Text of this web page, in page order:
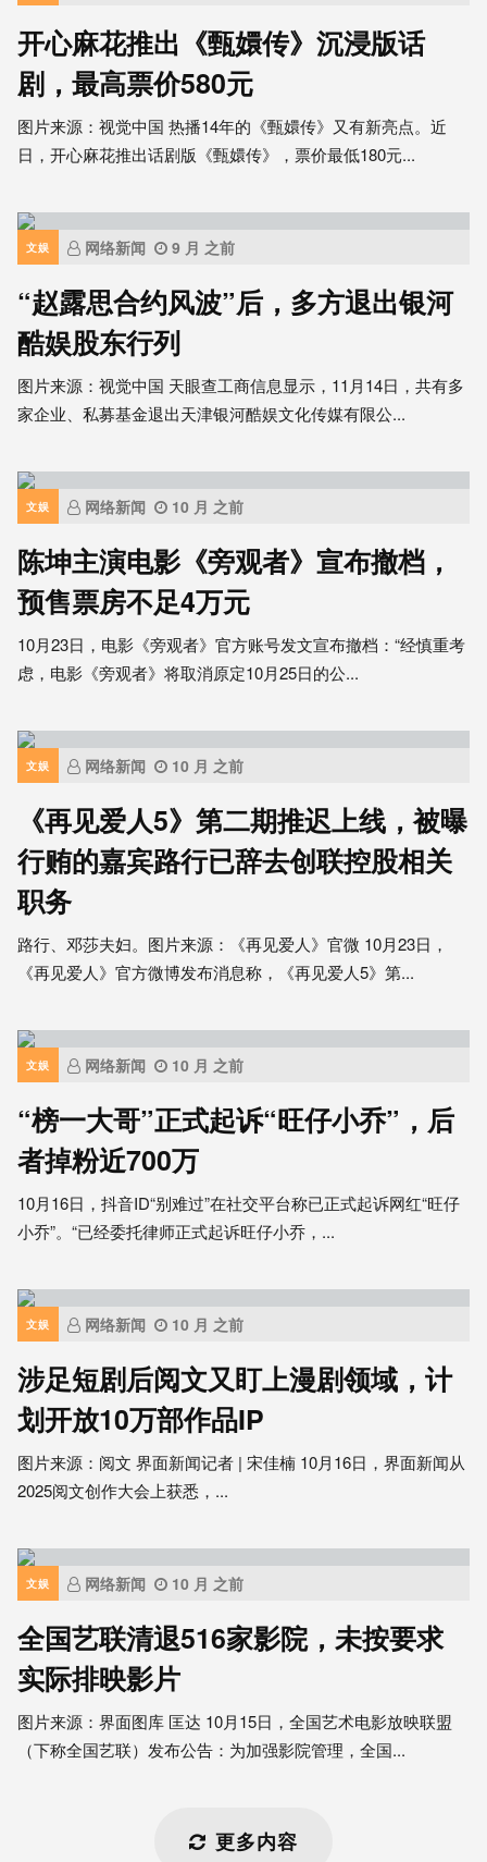
开心麻花推出《甄嬛传》沉浸版话
剧，最高票价580元
图片来源：视觉中国 热播14年的《甄嬛传》又有新亮点。近
日，开心麻花推出话剧版《甄嬛传》，票价最低180元...
文娱 网络新闻 9 月 之前
“赵露思合约风波”后，多方退出银河
酷娱股东行列
图片来源：视觉中国 天眼查工商信息显示，11月14日，共有多
家企业、私募基金退出天津银河酷娱文化传媒有限公...
文娱 网络新闻 10 月 之前
陈坤主演电影《旁观者》宣布撤档，
预售票房不足4万元
10月23日，电影《旁观者》官方账号发文宣布撤档：“经慎重考
虑，电影《旁观者》将取消原定10月25日的公...
文娱 网络新闻 10 月 之前
《再见爱人5》第二期推迟上线，被曝
行贿的嘉宾路行已辞去创联控股相关
职务
路行、邓莎夫妇。图片来源：《再见爱人》官微 10月23日，
《再见爱人》官方微博发布消息称，《再见爱人5》第...
文娱 网络新闻 10 月 之前
“榜一大哥”正式起诉“旺仔小乔”，后
者掉粉近700万
10月16日，抖音ID“别难过”在社交平台称已正式起诉网红“旺仔
小乔”。“已经委托律师正式起诉旺仔小乔，...
文娱 网络新闻 10 月 之前
涉足短剧后阅文又盯上漫剧领域，计
划开放10万部作品IP
图片来源：阅文 界面新闻记者 | 宋佳楠 10月16日，界面新闻从
2025阅文创作大会上获悉，...
文娱 网络新闻 10 月 之前
全国艺联清退516家影院，未按要求
实际排映影片
图片来源：界面图库 匡达 10月15日，全国艺术电影放映联盟
（下称全国艺联）发布公告：为加强影院管理，全国...
更多内容